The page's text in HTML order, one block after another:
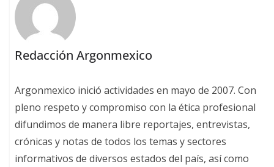
Redacción Argonmexico
Argonmexico inició actividades en mayo de 2007. Con
pleno respeto y compromiso con la ética profesional
difundimos de manera libre reportajes, entrevistas,
crónicas y notas de todos los temas y sectores
informativos de diversos estados del país, así como